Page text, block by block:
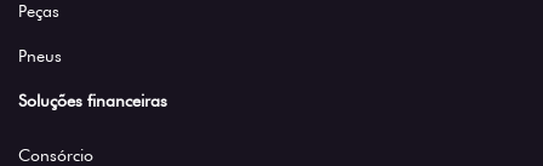
Peças
Pneus
Soluções financeiras
Consórcio